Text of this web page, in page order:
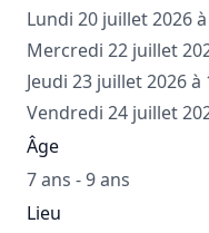
Lundi 20 juillet 2026
Mercredi 22 juillet
Jeudi 23 juillet 2026 à
Vendredi 24 juillet
Âge
7 ans - 9 ans
Lieu